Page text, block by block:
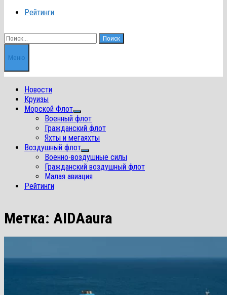
Рейтинги
Найти:
Меню
Новости
Круизы
Морской Флот
Показать
подменю
Военный флот
Гражданский флот
Яхты и мегаяхты
Воздушный флот
Показать
подменю
Военно-воздушные силы
Гражданский воздушный флот
Малая авиация
Рейтинги
Метка: AIDAaura